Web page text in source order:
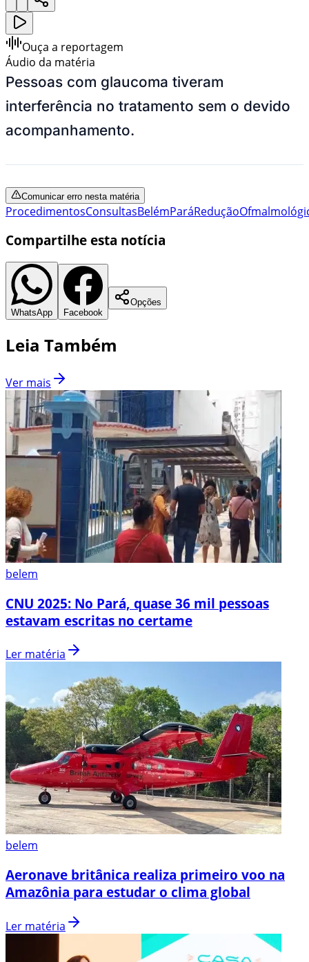
Ouça a reportagem
Áudio da matéria
Pessoas com glaucoma tiveram
interferência no tratamento sem o devido
acompanhamento.
Comunicar erro nesta matéria
ProcedimentosConsultasBelémParáRedução
Compartilhe esta notícia
WhatsApp Facebook
Opções
Leia Também
Ver mais
belem
CNU 2025: No Pará, quase 36 mil pessoas
estavam escritas no certame
Ler matéria
belem
Aeronave britânica realiza primeiro voo na
Amazônia para estudar o clima global
Ler matéria